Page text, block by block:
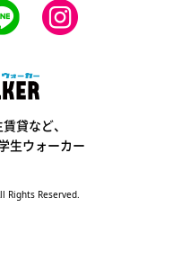
貸など、
生ウォーカー
Rights Reserved.